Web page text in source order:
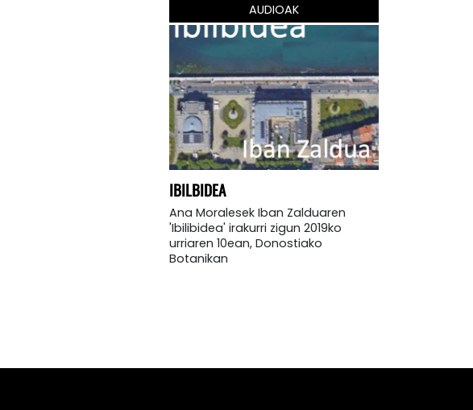
AUDIOAK
IBILBIDEA
Ana Moralesek Iban Zalduaren
'Ibilibidea' irakurri zigun 2019ko
urriaren 10ean, Donostiako
Botanikan